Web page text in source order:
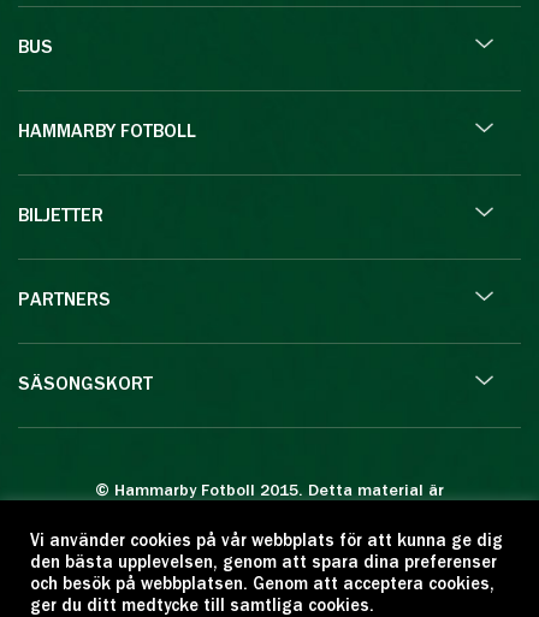
BUS
HAMMARBY FOTBOLL
BILJETTER
PARTNERS
SÄSONGSKORT
© Hammarby Fotboll 2015. Detta material är
Eftertryck eller annan kopiering är förbjuden.
Citera oss gärna men ange källan:
www.hammarbyfotboll.se. Ansvarig utgivare:
Vi använder cookies på vår webbplats för att kunna ge dig
den bästa upplevelsen, genom att spara dina preferenser
och besök på webbplatsen. Genom att acceptera cookies,
ger du ditt medtycke till samtliga cookies.